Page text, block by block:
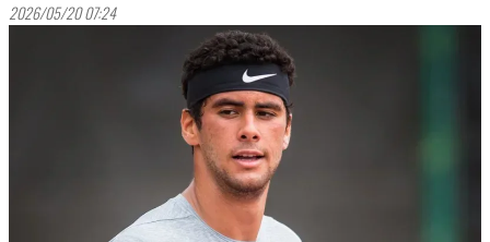
2026/05/20 07:24